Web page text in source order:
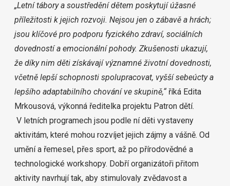
„Letní tábory a soustředění dětem poskytují úžasné
příležitosti k jejich rozvoji. Nejsou jen o zábavě a hrách;
jsou klíčové pro podporu fyzického zdraví, sociálních
dovedností a emocionální pohody. Zkušenosti ukazují,
že díky nim děti získávají významné životní dovednosti,
včetně lepší schopnosti spolupracovat, vyšší sebeúcty a
lepšího adaptabilního chování ve skupině,“říká Edita
Mrkousová, výkonná ředitelka projektu Patron dětí.
V letních programech jsou podle ní děti vystaveny
aktivitám, které mohou rozvíjet jejich zájmy a vášně. Od
umění a řemesel, přes sport, až po přírodovědné a
technologické workshopy. Dobří organizátoři přitom
aktivity navrhují tak, aby stimulovaly zvědavost a